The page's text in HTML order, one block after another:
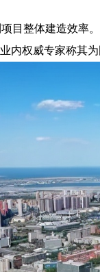
目整体建造效率
业内权威专家称其